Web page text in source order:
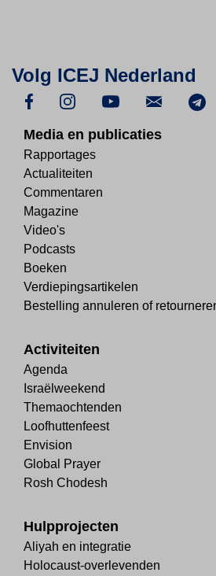
Volg ICEJ Nederland
Media en publicaties
Rapportages
Actualiteiten
Commentaren
Magazine
Video's
Podcasts
Boeken
Verdiepingsartikelen
Bestelling annuleren of
Activiteiten
Agenda
Israëlweekend
Themaochtenden
Loofhuttenfeest
Envision
Global Prayer
Rosh Chodesh
Hulpprojecten
Aliyah en integratie
Holocaust-overlevenden